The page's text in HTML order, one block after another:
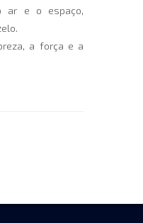
ar e o espaço,
a força e a